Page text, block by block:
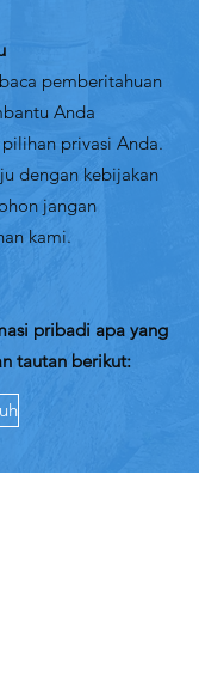
pemberitahuan
Anda
privasi Anda.
dengan kebijakan
jangan
kami.
pribadi apa yang
tautan berikut: